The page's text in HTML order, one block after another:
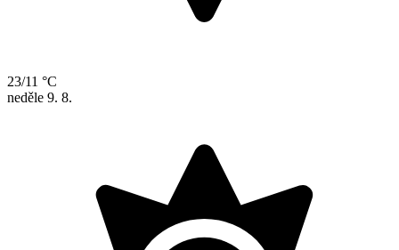
23/11 °C
neděle 9. 8.